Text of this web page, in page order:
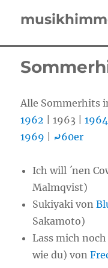
Alle Sommerhits
1962 | 1963 |1964
1969
⤾60er
Ich will ´nen
Malmqvist)
Sukiyaki von
Sakamoto)
Lass mich
wie du) von